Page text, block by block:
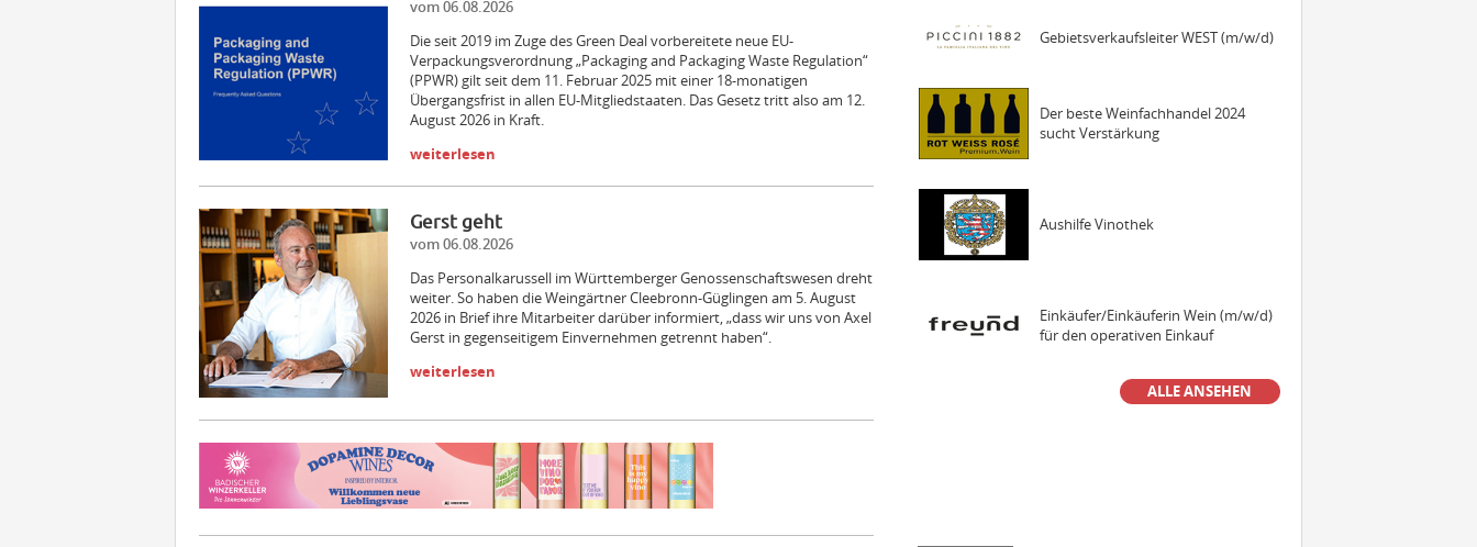
vom 06.08.2026
Die seit 2019 im Zuge des Green Deal vorbereitete neue EU-
Verpackungsverordnung „Packaging and Packaging Waste Regulation“
(PPWR) gilt seit dem 11. Februar 2025 mit einer 18-monatigen
Übergangsfrist in allen EU-Mitgliedstaaten. Das Gesetz tritt also am 12.
August 2026 in Kraft.
weiterlesen
Gerst geht
vom 06.08.2026
Das Personalkarussell im Württemberger Genossenschaftswesen dreht
weiter. So haben die Weingärtner Cleebronn-Güglingen am 5. August
2026 in Brief ihre Mitarbeiter darüber informiert, „dass wir uns von Axel
Gerst in gegenseitigem Einvernehmen getrennt haben“.
weiterlesen
Gebietsverkaufsleiter WEST (m/w/d)
Der beste Weinfachhandel 2024
sucht Verstärkung
Aushilfe Vinothek
Einkäufer/Einkäuferin Wein (m/w/d)
für den operativen Einkauf
ALLE ANSEHEN